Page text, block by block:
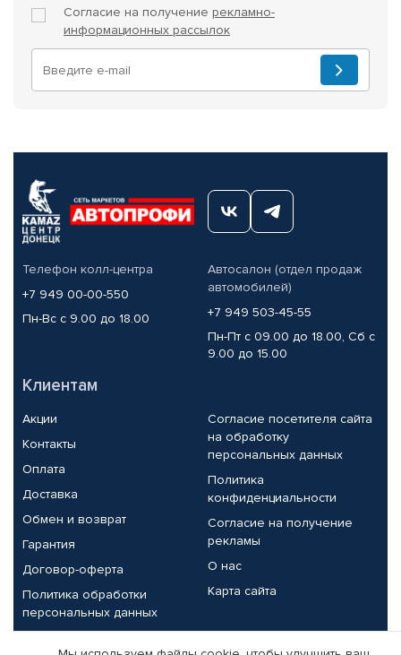
Согласие на получение рекламно-
информационных рассылок
Телефон колл-центра
+7 949 00-00-550
Пн-Вс с 9.00 до 18.00
Автосалон (отдел продаж
автомобилей)
+7 949 503-45-55
Пн-Пт с 09.00 до 18.00, Сб с
9.00 до 15.00
Клиентам
Акции
Контакты
Оплата
Доставка
Обмен и возврат
Гарантия
Договор-оферта
Политика обработки
персональных данных
Согласие посетителя сайта
на обработку
персональных данных
Политика
конфиденциальности
Согласие на получение
рекламы
О нас
Карта сайта